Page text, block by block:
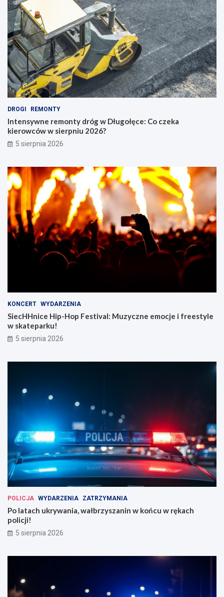
DROGI REMONTY
Intensywne remonty dróg w Długołęce: Co czeka
kierowców w sierpniu 2026?
5 sierpnia 2026
KONCERT WYDARZENIA
SiecHHnice Hip-Hop Festival: Muzyczne emocje i freestyle
w skateparku!
5 sierpnia 2026
POLICJA WYDARZENIA ZATRZYMANIA
Po latach ukrywania, wałbrzyszanin w końcu w rękach
policji!
5 sierpnia 2026